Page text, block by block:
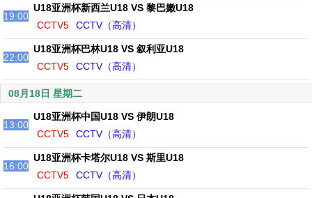
19:00
U18亚洲杯新西兰U18 VS 黎巴嫩U18
CCTV5
CCTV（高清）
22:00
U18亚洲杯巴林U18 VS 叙利亚U18
CCTV5
CCTV（高清）
08月18日 星期二
13:00
U18亚洲杯中国U18 VS 伊朗U18
CCTV5
CCTV（高清）
16:00
U18亚洲杯卡塔尔U18 VS 斯里U18
CCTV5
CCTV（高清）